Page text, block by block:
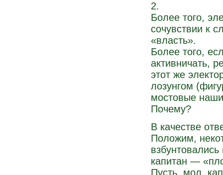
2.
Более того,
сочувствии к
«власть».
Более того,
активничать,
этот же
лозунгом
мостовые
Почему?
В качестве
Положим,
капитан —
Пусть, мол,